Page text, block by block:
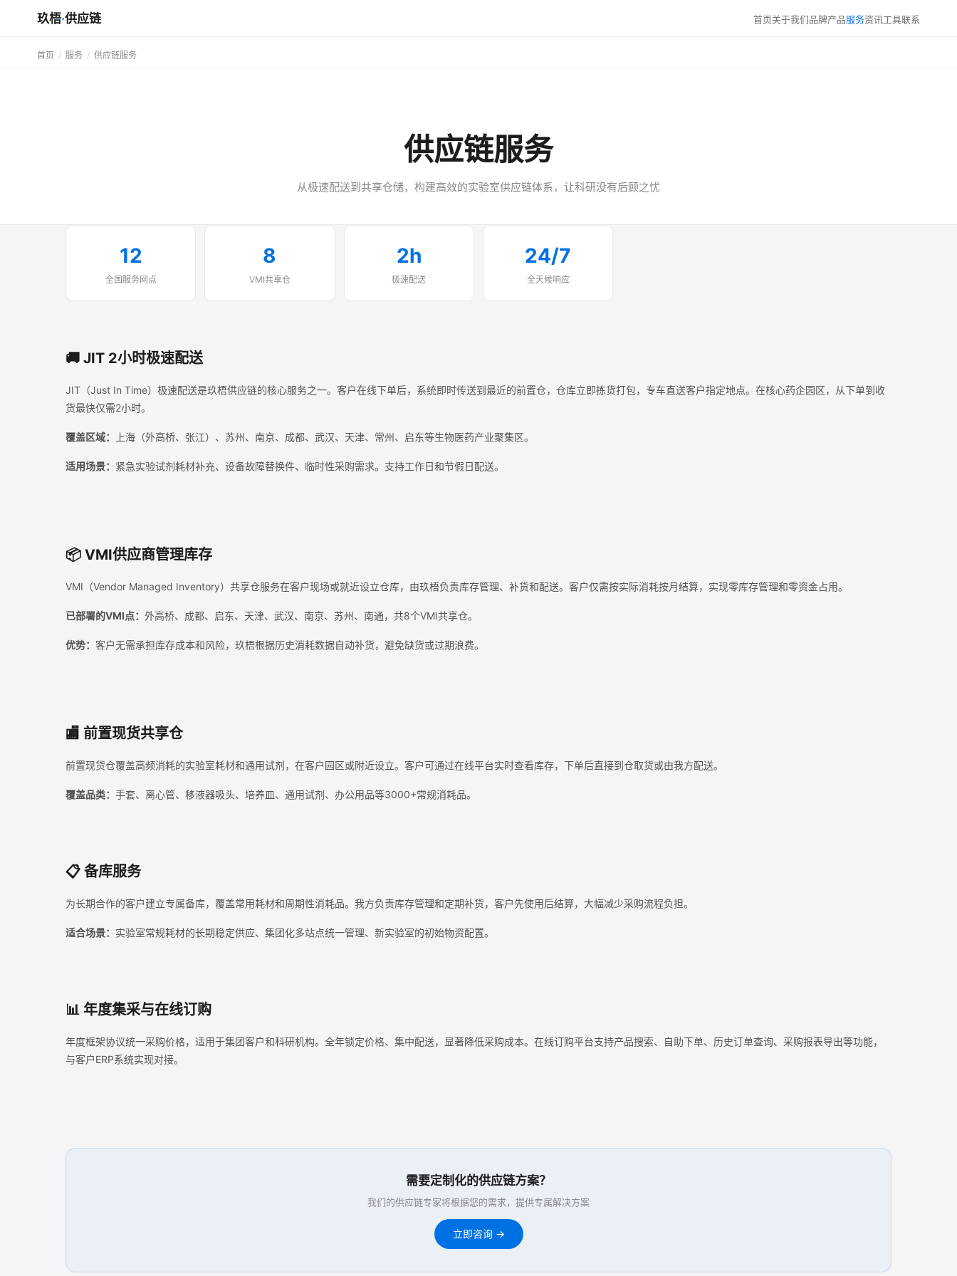
玖梧·供应链 首页关于我们品牌产品服务资讯工具联系
首页 / 服务 / 供应链服务
供应链服务
从极速配送到共享仓储，构建高效的实验室供应链体系，让科研没有后顾之忧
12
全国服务网点
8
VMI共享仓
2h
极速配送
24/7
全天候响应
🚚 JIT 2小时极速配送
JIT（Just In Time）极速配送是玖梧供应链的核心服务之一。客户在线下单后，系统即时传送到最近的前置仓，仓库立即拣货打包，专车直送客户指定地点。在核心药企园区，从下单到收
货最快仅需2小时。
覆盖区域： 上海（外高桥、张江）、苏州、南京、成都、武汉、天津、常州、启东等生物医药产业聚集区。
适用场景： 紧急实验试剂耗材补充、设备故障替换件、临时性采购需求。支持工作日和节假日配送。
📦 VMI供应商管理库存
VMI（Vendor Managed Inventory）共享仓服务在客户现场或就近设立仓库，由玖梧负责库存管理、补货和配送。客户仅需按实际消耗按月结算，实现零库存管理和零资金占用。
已部署的VMI点： 外高桥、成都、启东、天津、武汉、南京、苏州、南通，共8个VMI共享仓。
优势： 客户无需承担库存成本和风险，玖梧根据历史消耗数据自动补货，避免缺货或过期浪费。
🏬 前置现货共享仓
前置现货仓覆盖高频消耗的实验室耗材和通用试剂，在客户园区或附近设立。客户可通过在线平台实时查看库存，下单后直接到仓取货或由我方配送。
覆盖品类： 手套、离心管、移液器吸头、培养皿、通用试剂、办公用品等3000+常规消耗品。
📋 备库服务
为长期合作的客户建立专属备库，覆盖常用耗材和周期性消耗品。我方负责库存管理和定期补货，客户先使用后结算，大幅减少采购流程负担。
适合场景： 实验室常规耗材的长期稳定供应、集团化多站点统一管理、新实验室的初始物资配置。
📊 年度集采与在线订购
年度框架协议统一采购价格，适用于集团客户和科研机构。全年锁定价格、集中配送，显著降低采购成本。在线订购平台支持产品搜索、自助下单、历史订单查询、采购报表导出等功能，
与客户ERP系统实现对接。
需要定制化的供应链方案？
我们的供应链专家将根据您的需求，提供专属解决方案
立即咨询 →